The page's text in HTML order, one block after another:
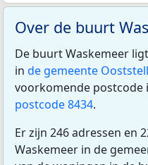
Over de buurt
De buurt Waskemeer
in de gemeente
voorkomende postcode
postcode 8434.
Er zijn 246 adressen en
Waskemeer in de